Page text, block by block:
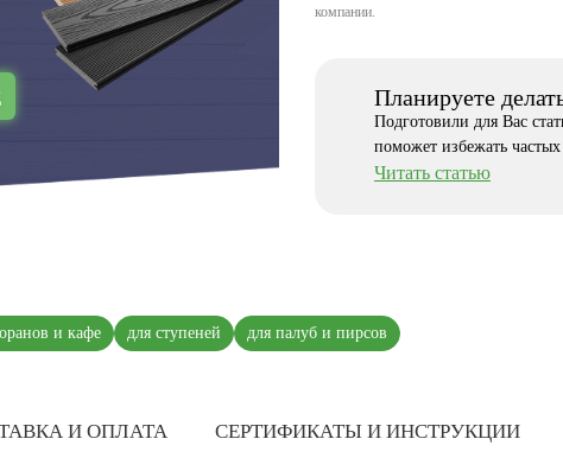
компании.
Планируете
Подготовили для Вас
поможет избежать
Читать статью
и кафе для ступеней для палуб и пирсов
И ОПЛАТА СЕРТИФИКАТЫ И ИНСТРУКЦИИ